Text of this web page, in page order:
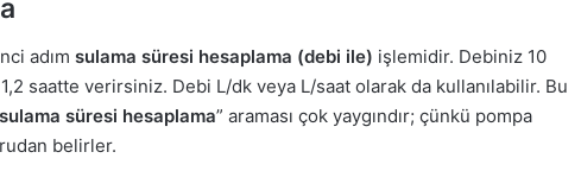
adım sulama süresi hesaplama (debi ile) işlemidir. Debiniz 10
saatte verirsiniz. Debi L/dk veya L/saat olarak da kullanılabilir. Bu
süresi hesaplama” araması çok yaygındır; çünkü pompa
belirler.